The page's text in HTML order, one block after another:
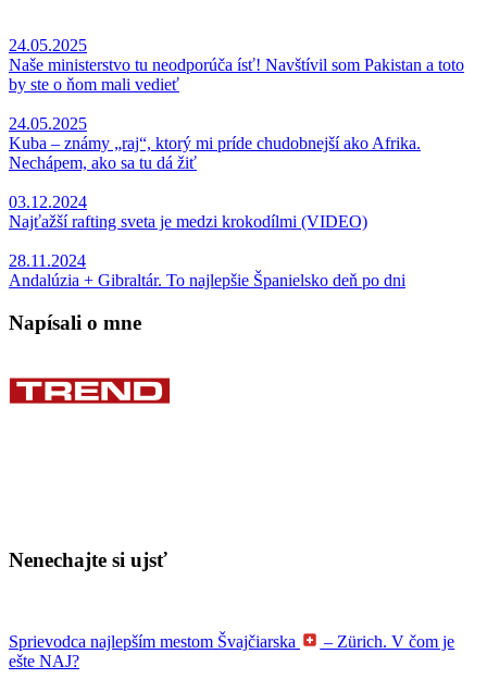
24.05.2025
Naše ministerstvo tu neodporúča ísť! Navštívil som Pakistan a toto
by ste o ňom mali vedieť
24.05.2025
Kuba – známy „raj“, ktorý mi príde chudobnejší ako Afrika.
Nechápem, ako sa tu dá žiť
03.12.2024
Najťažší rafting sveta je medzi krokodílmi (VIDEO)
28.11.2024
Andalúzia + Gibraltár. To najlepšie Španielsko deň po dni
Napísali o mne
Nenechajte si ujsť
Sprievodca najlepším mestom Švajčiarska
– Zürich. V čom je
ešte NAJ?